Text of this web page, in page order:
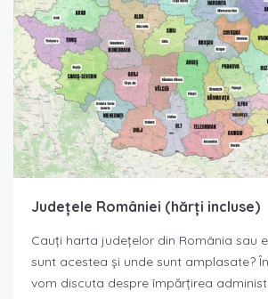
Județele României (hărți incluse)
Cauți harta județelor din România sau
sunt acestea și unde sunt amplasate?
vom discuta despre împărțirea